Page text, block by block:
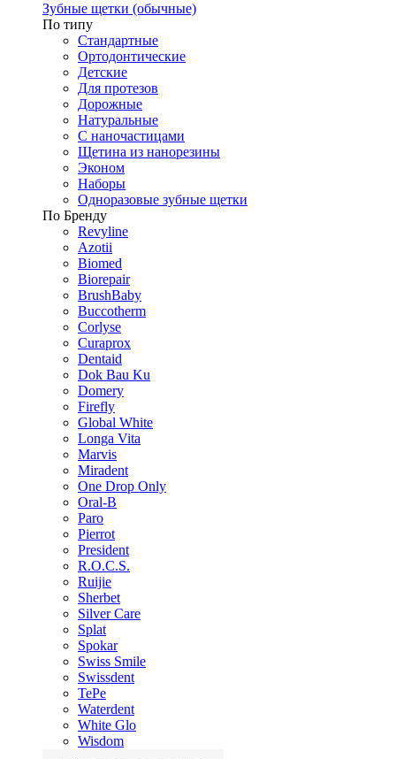
Зубные щетки (обычные)
По типу
Стандартные
Ортодонтические
Детские
Для протезов
Дорожные
Натуральные
С наночастицами
Щетина из нанорезины
Эконом
Наборы
Одноразовые зубные щетки
По Бренду
Revyline
Azotii
Biomed
Biorepair
BrushBaby
Buccotherm
Corlyse
Curaprox
Dentaid
Dok Bau Ku
Domery
Firefly
Global White
Longa Vita
Marvis
Miradent
One Drop Only
Oral-B
Paro
Pierrot
President
R.O.C.S.
Ruijie
Sherbet
Silver Care
Splat
Spokar
Swiss Smile
Swissdent
TePe
Waterdent
White Glo
Wisdom